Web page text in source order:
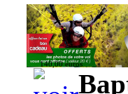
140,00 euros